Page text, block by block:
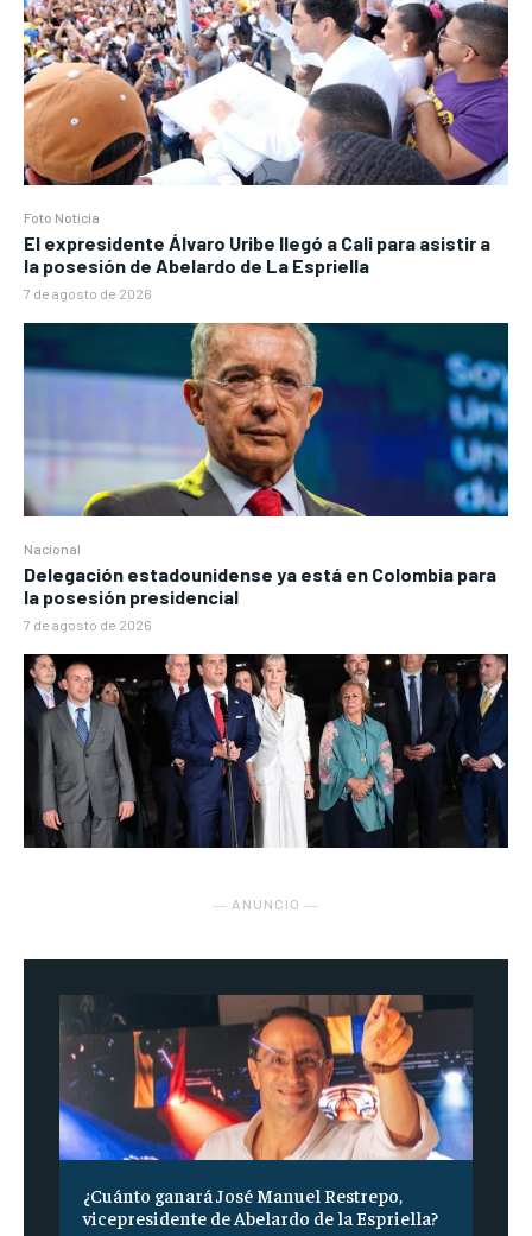
Foto Noticia
El expresidente Álvaro Uribe llegó a Cali para asistir a
la posesión de Abelardo de La Espriella
7 de agosto de 2026
Nacional
Delegación estadounidense ya está en Colombia para
la posesión presidencial
7 de agosto de 2026
― ANUNCIO ―
¿Cuánto ganará José Manuel Restrepo,
vicepresidente de Abelardo de la Espriella?